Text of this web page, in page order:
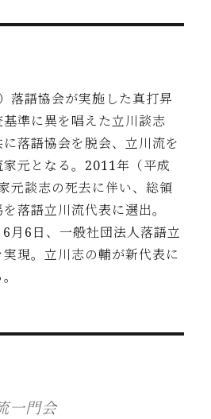
落語協会が実施した真打昇
準に異を唱えた立川談志
落語協会を脱会、立川流を
元となる。2011年（平成
元談志の死去に伴い、総領
落語立川流代表に選出。
6月6日、一般社団法人落語立
実現。立川志の輔が新代表に
一門会